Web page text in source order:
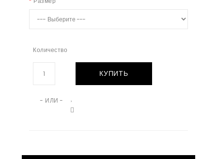
Количество
КУПИТЬ
- ИЛИ -